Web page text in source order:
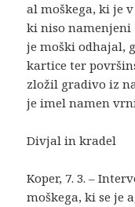
al moškega, ki je
ki niso namenjeni
je moški odhajal,
kartice ter
zložil gradivo iz
je imel namen
Divjal in kradel
Koper, 7. 3. –
moškega, ki se je